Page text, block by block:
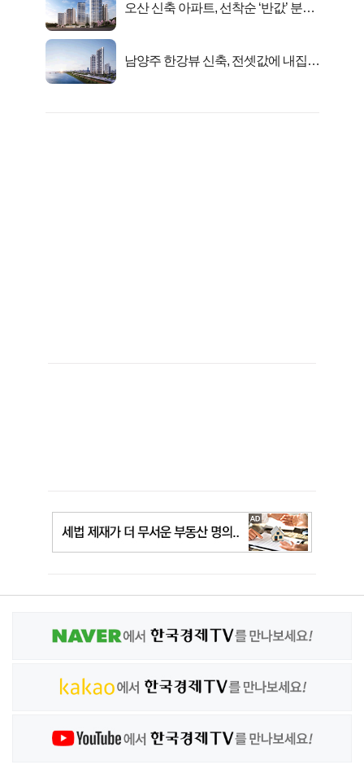
오산 신축 아파트, 선착순 ‘반값’ 분양
남양주 한강뷰 신축, 전셋값에 내집마